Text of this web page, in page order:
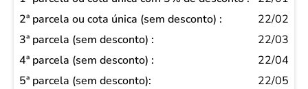
22/02
22/03
22/04
22/05